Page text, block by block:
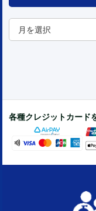
各種クレジットカード